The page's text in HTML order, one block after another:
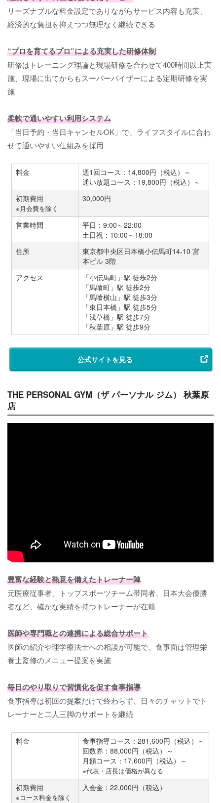
リーズナブルな料金設定でありながらサービス内容も充実、
経済的な負担を抑えつつ無理なく継続できる
“プロを育てるプロ”による充実した研修体制
研修はトレーニング理論と現場研修を合わせて400時間以上実
施、現場に出てからもスーパーバイザーによる定期研修を実
施
柔軟で通いやすい利用システム
「当日予約・当日キャンセルOK」で、ライフスタイルに合わ
せて通いやすい仕組みを採用
料金
週1回コース：14,800円（税込）～
通い放題コース：19,800円（税込）～
初期費用
※月会費を除く
30,000円
営業時間
平日：9:00～22:00
土日祝：10:00～18:00
住所
東京都中央区日本橋小伝馬町14-10 宮
本ビル 3階
アクセス
「小伝馬町」駅 徒歩2分
「馬喰町」駅 徒歩2分
「馬喰横山」駅 徒歩3分
「東日本橋」駅 徒歩5分
「浅草橋」駅 徒歩7分
「秋葉原」駅 徒歩9分
公式サイトを見る
THE PERSONAL GYM（ザ パーソナル ジム） 秋葉原
店
豊富な経験と熱意を備えたトレーナー陣
元医療従事者、トップスポーツチーム帯同者、日本大会優勝
者など、確かな実績を持つトレーナーが在籍
医師や専門職との連携による総合サポート
医師の紹介や理学療法士への相談が可能で、食事面は管理栄
養士監修のメニュー提案を実施
毎日のやり取りで習慣化を促す食事指導
食事指導は初回の提案だけで終わらず、日々のチャットでト
レーナーと二人三脚のサポートを継続
料金
食事指導コース：281,600円（税込）～
回数券：88,000円（税込）～
月額コース：17,600円（税込）～
※代表・店長は価格が異なる
初期費用
※コース料金を除く
入会金：22,000円（税込）